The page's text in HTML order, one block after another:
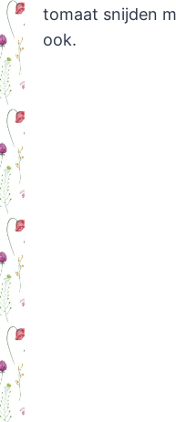
tomaat snijden
ook.